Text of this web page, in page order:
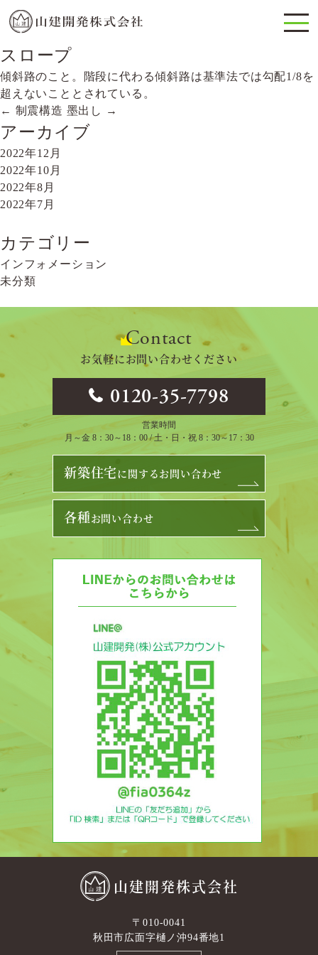
スロープ
傾斜路のこと。階段に代わる傾斜路は基準法では勾配1/8を
超えないこととされている。
投
稿
ナ
ビ
ー
シ
← 制震構造 墨出し →
アーカイブ
2022年12月
2022年10月
2022年8月
2022年7月
カテゴリー
インフォメーション
未分類
Contact
お気軽にお問い合わせください
0120-35-7798
営業時間
月～金 8：30～18：00 / 土・日・祝 8：30～17：30
新築住宅 に関するお問い合わせ
各種お問い合わせ
山建開発株式会社
〒010-0041
秋田市広面字樋ノ沖94番地1